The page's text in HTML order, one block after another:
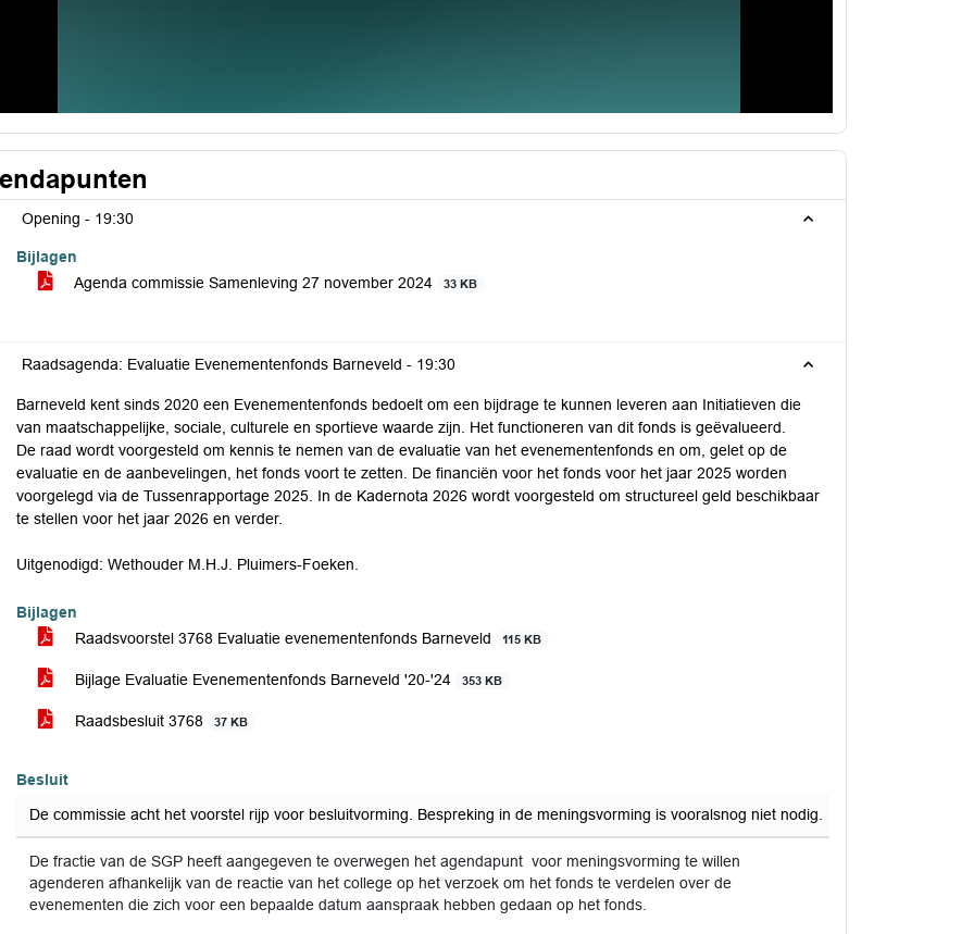
Opening - 19:30
Bijlagen
Agenda commissie Samenleving 27 november 2024
33 KB
Raadsagenda: Evaluatie Evenementenfonds Barneveld - 19:30
Barneveld kent sinds 2020 een Evenementenfonds bedoelt om een bijdrage te kunnen leveren aan Initiatieven die
van maatschappelijke, sociale, culturele en sportieve waarde zijn. Het functioneren van dit fonds is geëvalueerd.
De raad wordt voorgesteld om kennis te nemen van de evaluatie van het evenementenfonds en om, gelet op de
evaluatie en de aanbevelingen, het fonds voort te zetten. De financiën voor het fonds voor het jaar 2025 worden
voorgelegd via de Tussenrapportage 2025. In de Kadernota 2026 wordt voorgesteld om structureel geld beschikbaar
te stellen voor het jaar 2026 en verder.
Uitgenodigd: Wethouder M.H.J. Pluimers-Foeken.
Bijlagen
Raadsvoorstel 3768 Evaluatie evenementenfonds Barneveld
115 KB
Bijlage Evaluatie Evenementenfonds Barneveld '20-'24 353 KB
Raadsbesluit 3768 37 KB
Besluit
De commissie acht het voorstel rijp voor besluitvorming. Bespreking in de meningsvorming is vooralsnog niet nodig.
De fractie van de SGP heeft aangegeven te overwegen het agendapunt voor meningsvorming te willen
agenderen afhankelijk van de reactie van het college op het verzoek om het fonds te verdelen over de
evenementen die zich voor een bepaalde datum aanspraak hebben gedaan op het fonds.